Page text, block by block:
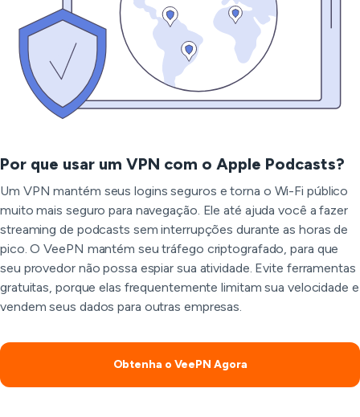
Por que usar um VPN com o Apple Podcasts?
Um VPN mantém seus logins seguros e torna o Wi-Fi público
muito mais seguro para navegação. Ele até ajuda você a fazer
streaming de podcasts sem interrupções durante as horas de
pico. O VeePN mantém seu tráfego criptografado, para que
seu provedor não possa espiar sua atividade. Evite ferramentas
gratuitas, porque elas frequentemente limitam sua velocidade e
vendem seus dados para outras empresas.
Obtenha o VeePN Agora